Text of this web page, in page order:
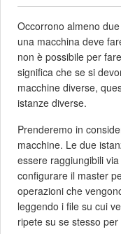
Occorrono almeno
una macchina deve
non è possibile per
significa che se si
macchine diverse,
istanze diverse.
Prenderemo in
macchine. Le due
essere raggiungibili
configurare il master
operazioni che
leggendo i file su cui
ripete su se stesso per